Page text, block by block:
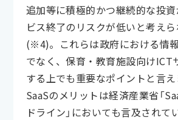
追加等に積極的かつ継続的な投
ビス終了のリスクが低いと考え
(※4)。これらは政府における情
でなく、保育・教育施設向けICT
する上でも重要なポイントと言え
SaaSのメリットは経済産業省「
ドライン」においても言及されて